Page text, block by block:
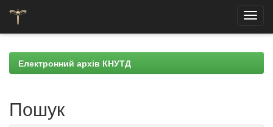
navigationЕлектронний архів КНУТД
Пошук